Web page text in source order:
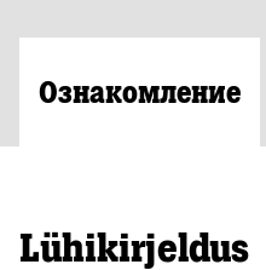
Ознакомление
Lühikirjeldus